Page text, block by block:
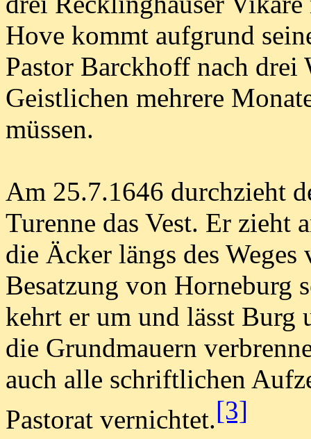
Hove kommt aufgrund
Pastor Barckhoff nach drei
Geistlichen mehrere
müssen.
Am 25.7.1646 durchzieht
Turenne das Vest. Er zieht
die Äcker längs des
Besatzung von Horneburg
kehrt er um und lässt Burg
die Grundmauern
auch alle schriftlichen
Pastorat vernichtet.[3]